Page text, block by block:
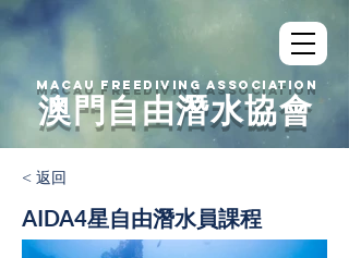
澳門自由潛水協會
MACAU FREEDIVING ASSOCIATION
< 返回
AIDA4星自由潛水員課程